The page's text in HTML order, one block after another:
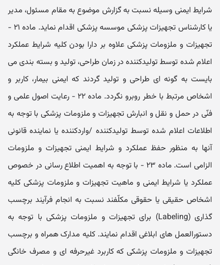
شرایط ایمنی وسیله نسبت به گزارش موضوع به مقام مسئول، مدیر
یا کارشناس تجھیزات پزشکی موسسه پزشکی اقدام نماید. ماده ۲۱ -
تجھیزات و ملزومات پزشکی علاوه بر دارا بودن کلیه شرایط عملکرد
اعلام شده توسط تولیدکننده در زمان طراحی، تولید و بسته بندی می
بایست به گونه ای طراحی و تولید گردند که ایمنی بیمار، کاربر و
اشخاص مرتبط با خطر روبرو نگردد. ماده ۲۲ - رعایت اصول علمی و
فنّی در حمل و نقل و انبارش تجھیزات و ملزومات پزشکی با توجه به
اطلاعات اعلام شده توسط تولیدکننده /واردکننده یا نماینده قانونی
آنھا به منظور حفظ عملکرد و شرایط ایمنی تجھیزات و ملزومات
الزامی است. ماده ۲۳ - با توجه به اھمیت اطلاع رسانی در خصوص
عملکرد یا شرایط ایمنی و ماھیت تجھیزات و ملزومات پزشکی کلیه
اشخاص حقیقی یا حقوقی مکلّفند نسبت به انجام فرآیند برچسب
گذاری (Labeling) برای تجھیزات و ملزومات پزشکی با توجه به
دستورالعمل ھای ابلاغی اقدام نمایند. کلیه مدارک ھمراه و برچسب
تجھیزات و ملزومات پزشکی که کاربرد غیرحرفه ای و مصرف خانگی